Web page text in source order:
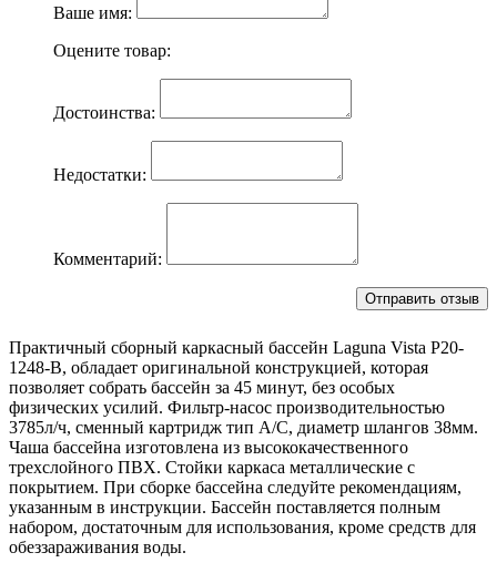
Ваше имя:
Оцените товар:
Достоинства:
Недостатки:
Комментарий:
Практичный сборный каркасный бассейн Laguna Vista Р20-
1248-B, обладает оригинальной конструкцией, которая
позволяет собрать бассейн за 45 минут, без особых
физических усилий. Фильтр-насос производительностью
3785л/ч, сменный картридж тип А/С, диаметр шлангов 38мм.
Чаша бассейна изготовлена из высококачественного
трехслойного ПВХ. Стойки каркаса металлические с
покрытием. При сборке бассейна следуйте рекомендациям,
указанным в инструкции. Бассейн поставляется полным
набором, достаточным для использования, кроме средств для
обеззараживания воды.